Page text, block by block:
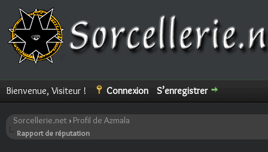
Bienvenue, Visiteur ! Connexion S’enregistrer
Sorcellerie.net › Profil de Azmala
Rapport de réputation